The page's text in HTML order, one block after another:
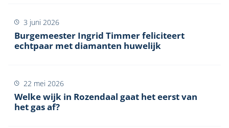
Burgemeester Ingrid Timmer feliciteert
echtpaar met diamanten huwelijk
3 juni 2026
Welke wijk in Rozendaal gaat het eerst van
het gas af?
22 mei 2026